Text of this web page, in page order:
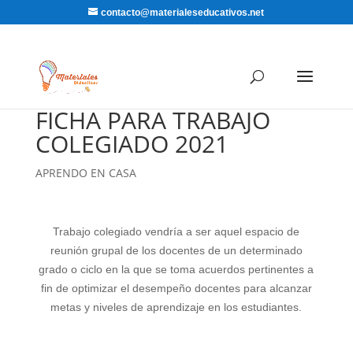
contacto@materialeseducativos.net
FICHA PARA TRABAJO
COLEGIADO 2021
APRENDO EN CASA
Trabajo colegiado vendría a ser aquel espacio de
reunión grupal de los docentes de un determinado
grado o ciclo en la que se toma acuerdos pertinentes a
fin de optimizar el desempeño docentes para alcanzar
metas y niveles de aprendizaje en los estudiantes.